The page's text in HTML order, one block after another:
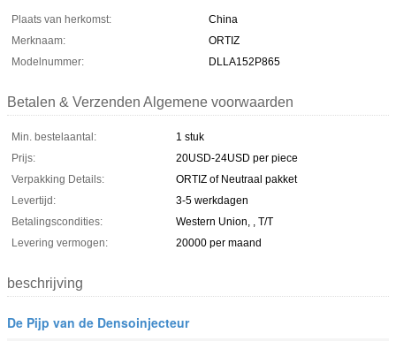
Plaats van herkomst:
China
Merknaam:
ORTIZ
Modelnummer:
DLLA152P865
Betalen & Verzenden Algemene voorwaarden
Min. bestelaantal:
1 stuk
Prijs:
20USD-24USD per piece
Verpakking Details:
ORTIZ of Neutraal pakket
Levertijd:
3-5 werkdagen
Betalingscondities:
Western Union, , T/T
Levering vermogen:
20000 per maand
beschrijving
De Pijp van de Densoinjecteur